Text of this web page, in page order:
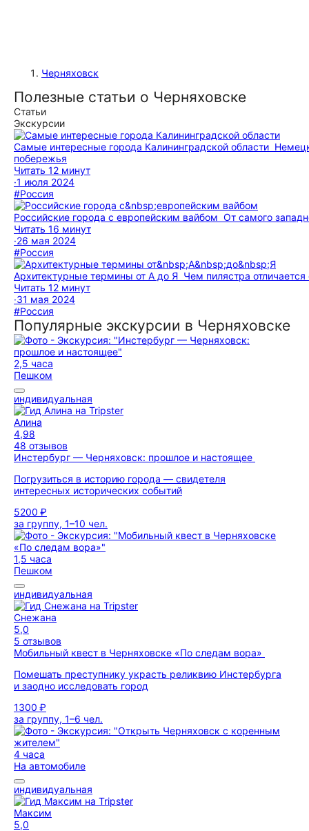
Черняховск
Полезные статьи о Черняховске
Статьи
Экскурсии
Самые интересные города Калининградской области
побережья
Читать 12 минут
·1 июля 2024
#Россия
Российские города с европейским вайбом От самого
Читать 16 минут
·26 мая 2024
#Россия
Архитектурные термины от А до Я Чем пилястра
Читать 12 минут
·31 мая 2024
#Россия
Популярные экскурсии в Черняховске
2,5 часа
Пешком
индивидуальная
Алина
4,98
48 отзывов
Инстербург — Черняховск: прошлое и настоящее
Погрузиться в историю города — свидетеля
интересных исторических событий
5200 ₽
за группу, 1–10 чел.
1,5 часа
Пешком
индивидуальная
Снежана
5,0
5 отзывов
Мобильный квест в Черняховске «По следам вора»
Помешать преступнику украсть реликвию Инстербурга
и заодно исследовать город
1300 ₽
за группу, 1–6 чел.
4 часа
На автомобиле
индивидуальная
Максим
5,0